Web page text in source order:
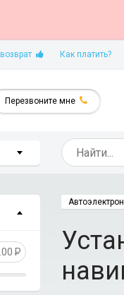
Как платить?
Перезвоните мне
P